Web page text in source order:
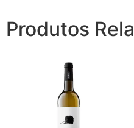
Produtos